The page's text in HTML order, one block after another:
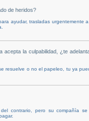
de heridos?
ayudar, trasladas urgentemente
acepta la culpabilidad, ¿te
resuelve o no el papeleo, tu ya
contrario, pero su compañía